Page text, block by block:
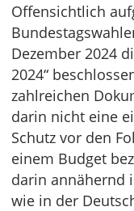
Offensichtlich
Dezember 2024
2024“
zahlreichen
darin nicht eine
Schutz vor den
einem Budget
darin annähernd
wie in der